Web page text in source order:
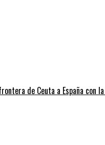
de Ceuta a España con